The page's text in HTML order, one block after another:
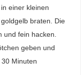
einer kleinen
braten. Die
und fein hacken.
geben und
Minuten